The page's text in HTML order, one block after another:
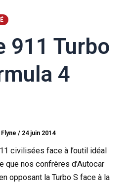
911 Turbo
4
Flyne/ 24 juin 2014
civilisées face à l’outil idéal
que nos confrères d’Autocar
opposant la Turbo S face à la